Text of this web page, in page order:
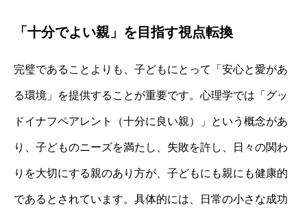
「十分でよい親」を目指す視点転換
完璧であることよりも、子どもにとって「安心と愛があ
る環境」を提供することが重要です。心理学では「グッ
ドイナフペアレント（十分に良い親）」という概念があ
り、子どものニーズを満たし、失敗を許し、日々の関わ
りを大切にする親のあり方が、子どもにも親にも健康的
であるとされています。具体的には、日常の小さな成功